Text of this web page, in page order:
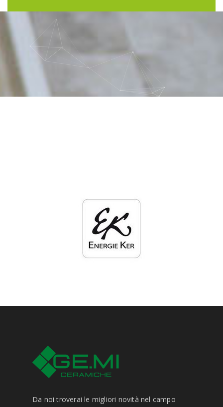
Da noi troverai le migliori novità nel campo